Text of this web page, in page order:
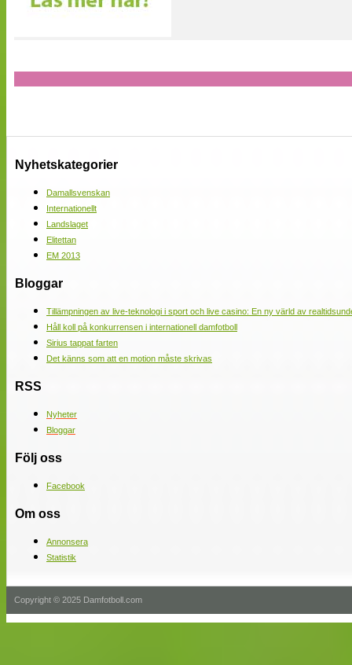
Nyhetskategorier
Damallsvenskan
Internationellt
Landslaget
Elitettan
EM 2013
Bloggar
Tillämpningen av live-teknologi i sport och live casino: En ny värld av
Håll koll på konkurrensen i internationell damfotboll
Sirius tappat farten
Det känns som att en motion måste skrivas
RSS
Nyheter
Bloggar
Följ oss
Facebook
Om oss
Annonsera
Statistik
Copyright © 2025 Damfotboll.com